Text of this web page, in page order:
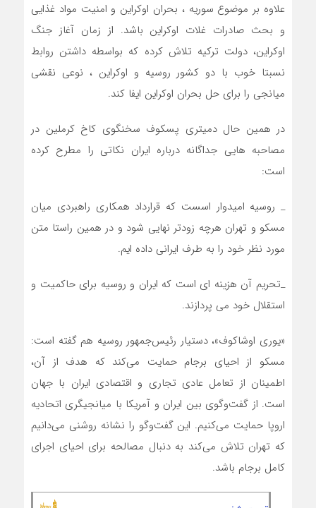
علاوه بر موضوع سوریه ، بحران اوکراین و امنیت مواد غذایی
و بحث صادرات غلات اوکراین باشد. از زمان آغاز جنگ
اوکراین، دولت ترکیه تلاش کرده که بواسطه داشتن روابط
نسبتا خوب با دو کشور روسیه و اوکراین ، نوعی نقشی
میانجی را برای حل بحران اوکراین ایفا کند.
در همین حال دمیتری پسکوف سخنگوی کاخ کرملین در
مصاحبه هایی جداگانه درباره ایران نکاتی را مطرح کرده
است:
_ روسیه امیدوار اسست که قرارداد همکاری راهبردی میان
مسکو و تهران هرچه زودتر نهایی شود و در همین راستا متن
مورد نظر خود را به طرف ایرانی داده ایم.
_تحریم آن هزینه ای است که ایران و روسیه برای حاکمیت و
استقلال خود می پردازند.
«یوری اوشاکوف»، دستیار رئیس‌جمهور روسیه هم گفته است:
مسکو از احیای برجام حمایت می‌کند که هدف از آن،
اطمینان از تعامل عادی تجاری و اقتصادی ایران با جهان
است. از گفت‌وگوی بین ایران و آمریکا با میانجیگری اتحادیه
اروپا حمایت می‌کنیم. این گفت‌وگو را نشانه روشنی می‌دانیم
که تهران تلاش می‌کند به دنبال مصالحه برای احیای اجرای
کامل برجام باشد.